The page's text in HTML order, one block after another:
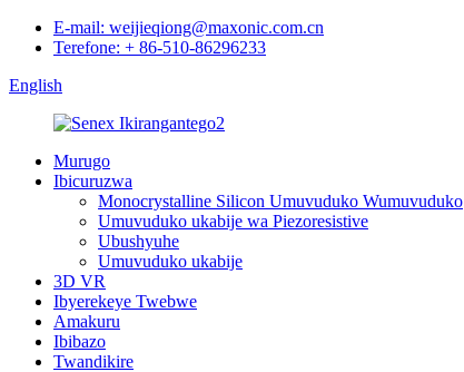
E-mail: weijieqiong@maxonic.com.cn
Terefone: + 86-510-86296233
English
Murugo
Ibicuruzwa
Monocrystalline Silicon Umuvuduko Wumuvuduko
Umuvuduko ukabije wa Piezoresistive
Ubushyuhe
Umuvuduko ukabije
3D VR
Ibyerekeye Twebwe
Amakuru
Ibibazo
Twandikire